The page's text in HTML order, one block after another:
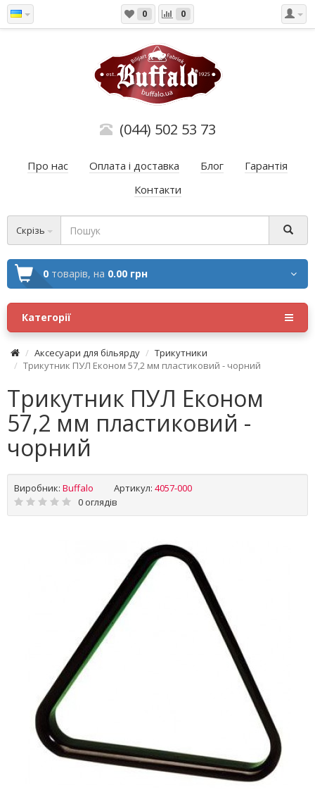
0 0
(044) 502 53 73
Про нас Оплата і доставка Блог
Гарантія
Контакти
Скрізь
0 товарів, на 0.00 грн
Категорії
Аксесуари для більярду
Трикутники
Трикутник ПУЛ Економ 57,2 мм пластиковий - чорний
Трикутник ПУЛ Економ
57,2 мм пластиковий -
чорний
Виробник: Buffalo Артикул: 4057-000
0 оглядів